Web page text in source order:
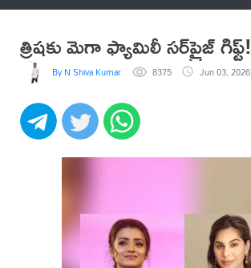
త్రిషకు మెగా ఫ్యామిలీ సర్‌ప్రైజ్‌ గిఫ్ట్!
By N Shiva Kumar 8375 Jun 03,